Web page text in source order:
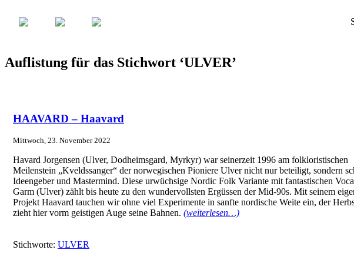
Auflistung für das Stichwort ‘ULVER’
HAAVARD – Haavard
Mittwoch, 23. November 2022
Havard Jorgensen (Ulver, Dodheimsgard, Myrkyr) war seinerzeit 1996 am folkloristischen
Meilenstein „Kveldssanger“ der norwegischen Pioniere Ulver nicht nur beteiligt, sondern
Ideengeber und Mastermind. Diese urwüchsige Nordic Folk Variante mit fantastischen
Garm (Ulver) zählt bis heute zu den wundervollsten Ergüssen der Mid-90s. Mit seinem
Projekt Haavard tauchen wir ohne viel Experimente in sanfte nordische Weite ein, der
zieht hier vorm geistigen Auge seine Bahnen. (weiterlesen…)
Stichworte: ULVER